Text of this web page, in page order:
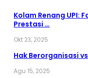
Kolam Renang UPI:
Prestasi …
Okt 23, 2025
Hak Berorganisasi
Agu 15, 2025